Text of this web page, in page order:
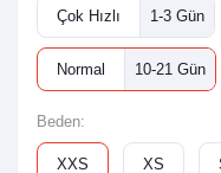
Çok Hızlı 1-3 Gün
Normal 10-21 Gün
Beden:
XXS XS